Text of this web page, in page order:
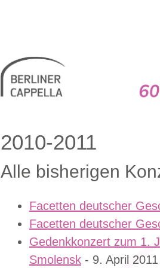
2010-2011
Alle bisherigen
Facetten deutscher
Facetten deutscher
Gedenkkonzert zum 1.
Smolensk- 9. April